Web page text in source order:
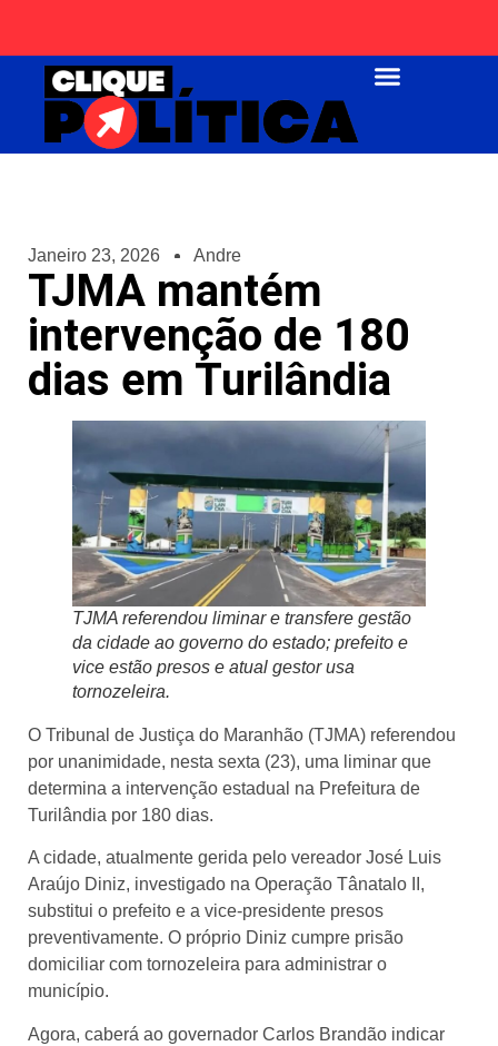
Janeiro 23, 2026 Andre
TJMA mantém
intervenção de 180
dias em Turilândia
TJMA referendou liminar e transfere gestão
da cidade ao governo do estado; prefeito e
vice estão presos e atual gestor usa
tornozeleira.
O Tribunal de Justiça do Maranhão (TJMA) referendou
por unanimidade, nesta sexta (23), uma liminar que
determina a intervenção estadual na Prefeitura de
Turilândia por 180 dias.
A cidade, atualmente gerida pelo vereador José Luis
Araújo Diniz, investigado na Operação Tânatalo II,
substitui o prefeito e a vice-presidente presos
preventivamente. O próprio Diniz cumpre prisão
domiciliar com tornozeleira para administrar o
município.
Agora, caberá ao governador Carlos Brandão indicar